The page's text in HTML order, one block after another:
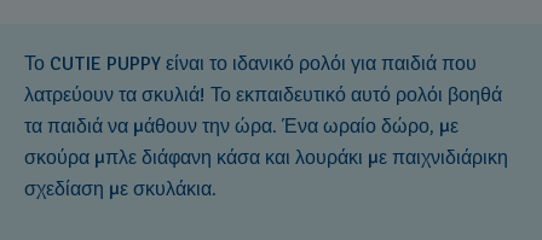
Το CUTIE PUPPY είναι το ιδανικό ρολόι για παιδιά που
λατρεύουν τα σκυλιά! Το εκπαιδευτικό αυτό ρολόι βοηθά
τα παιδιά να μάθουν την ώρα. Ένα ωραίο δώρο, με
σκούρα μπλε διάφανη κάσα και λουράκι με παιχνιδιάρικη
σχεδίαση με σκυλάκια.